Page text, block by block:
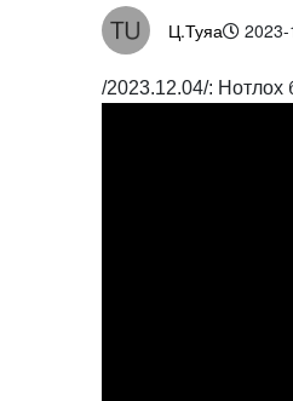
Ц.Туяа
/2023.12.04/: Нотлох